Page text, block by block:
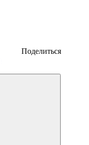
Поделиться